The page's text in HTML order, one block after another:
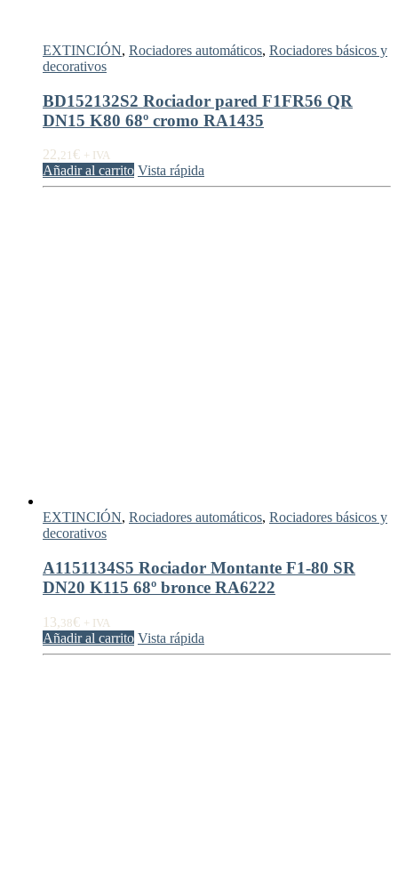
EXTINCIÓN, Rociadores automáticos, Rociadores básicos y
decorativos
BD152132S2 Rociador pared F1FR56 QR
DN15 K80 68º cromo RA1435
22,21 € + IVA
Añadir al carrito Vista rápida
EXTINCIÓN, Rociadores automáticos, Rociadores básicos y
decorativos
A1151134S5 Rociador Montante F1-80 SR
DN20 K115 68º bronce RA6222
13,38€ + IVA
Añadir al carrito Vista rápida